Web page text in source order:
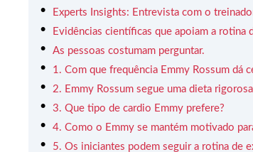
Experts Insights: Entrevista com o
Evidências científicas que apoiam a rotina
As pessoas costumam perguntar.
1. Com que frequência Emmy Rossum dá
2. Emmy Rossum segue uma dieta
3. Que tipo de cardio Emmy prefere?
4. Como o Emmy se mantém motivado
5. Os iniciantes podem seguir a rotina de